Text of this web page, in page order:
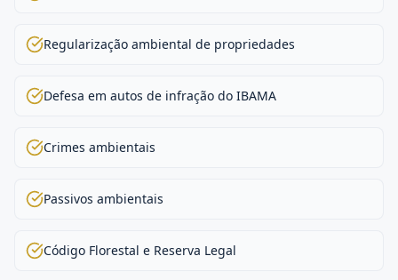
Regularização ambiental de propriedades
Defesa em autos de infração do IBAMA
Crimes ambientais
Passivos ambientais
Código Florestal e Reserva Legal